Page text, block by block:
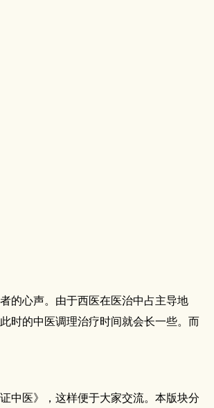
的心声。由于西医在医治中占主导地
时的中医调理治疗时间就会长一些。而
中医》，这样便于大家交流。本版块分